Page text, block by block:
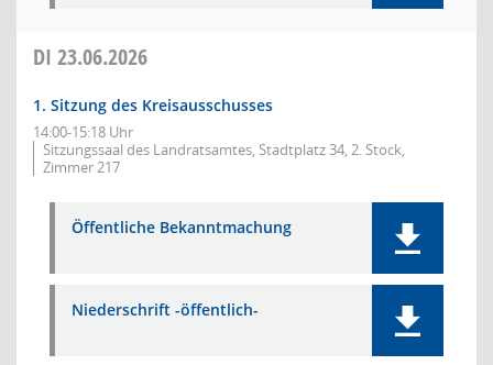
DI 23.06.2026
1. Sitzung des Kreisausschusses
14:00-15:18 Uhr
Sitzungssaal des Landratsamtes, Stadtplatz 34, 2. Stock,
Zimmer 217
Öffentliche Bekanntmachung
Niederschrift -öffentlich-